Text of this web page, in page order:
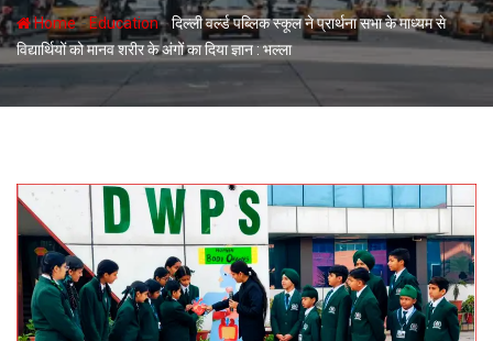
Home-Education-दिल्ली वर्ल्ड पब्लिक स्कूल ने प्रार्थना सभा के माध्यम से
विद्यार्थियों को मानव शरीर के अंगों का दिया ज्ञान : भल्ला